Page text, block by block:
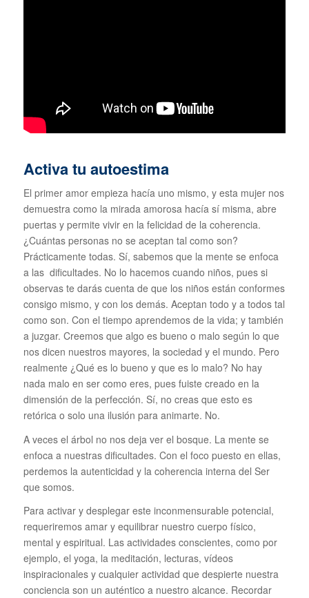
Activa tu autoestima
El primer amor empieza hacía uno mismo, y esta mujer nos
demuestra como la mirada amorosa hacía sí misma, abre
puertas y permite vivir en la felicidad de la coherencia.
¿Cuántas personas no se aceptan tal como son?
Prácticamente todas. Sí, sabemos que la mente se enfoca
a las dificultades. No lo hacemos cuando niños, pues si
observas te darás cuenta de que los niños están conformes
consigo mismo, y con los demás. Aceptan todo y a todos tal
como son. Con el tiempo aprendemos de la vida; y también
a juzgar. Creemos que algo es bueno o malo según lo que
nos dicen nuestros mayores, la sociedad y el mundo. Pero
realmente ¿Qué es lo bueno y que es lo malo? No hay
nada malo en ser como eres, pues fuiste creado en la
dimensión de la perfección. Sí, no creas que esto es
retórica o solo una ilusión para animarte. No.
A veces el árbol no nos deja ver el bosque. La mente se
enfoca a nuestras dificultades. Con el foco puesto en ellas,
perdemos la autenticidad y la coherencia interna del Ser
que somos.
Para activar y desplegar este inconmensurable potencial,
requeriremos amar y equilibrar nuestro cuerpo físico,
mental y espiritual. Las actividades conscientes, como por
ejemplo, el yoga, la meditación, lecturas, vídeos
inspiracionales y cualquier actividad que despierte nuestra
conciencia son un auténtico a nuestro alcance. Recordar